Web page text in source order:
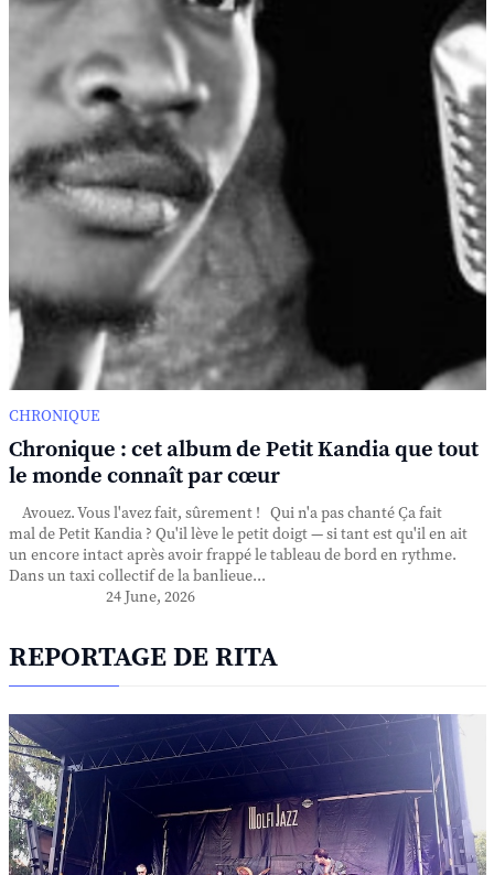
CHRONIQUE
Chronique : cet album de Petit Kandia que tout
le monde connaît par cœur
Avouez. Vous l'avez fait, sûrement ! Qui n'a pas chanté Ça fait
mal de Petit Kandia ? Qu'il lève le petit doigt — si tant est qu'il en ait
un encore intact après avoir frappé le tableau de bord en rythme.
Dans un taxi collectif de la banlieue...
24 June, 2026
REPORTAGE DE RITA